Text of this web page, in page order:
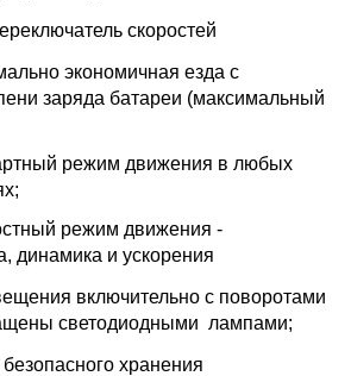
скоростей
экономичная езда с
заряда батареи (максимальный
режим движения в любых
режим движения -
динамика и ускорения
включительно с поворотами
светодиодными лампами;
хранения